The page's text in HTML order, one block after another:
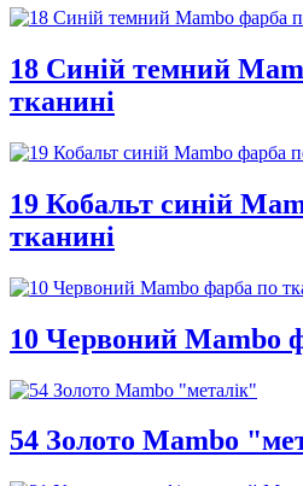
18 Синій темний
тканині
19 Кобальт синій
тканині
10 Червоний Mambo
54 Золото Mambo